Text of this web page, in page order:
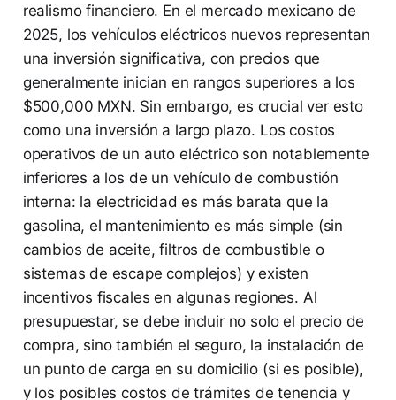
realismo financiero. En el mercado mexicano de
2025, los vehículos eléctricos nuevos representan
una inversión significativa, con precios que
generalmente inician en rangos superiores a los
$500,000 MXN. Sin embargo, es crucial ver esto
como una inversión a largo plazo. Los costos
operativos de un auto eléctrico son notablemente
inferiores a los de un vehículo de combustión
interna: la electricidad es más barata que la
gasolina, el mantenimiento es más simple (sin
cambios de aceite, filtros de combustible o
sistemas de escape complejos) y existen
incentivos fiscales en algunas regiones. Al
presupuestar, se debe incluir no solo el precio de
compra, sino también el seguro, la instalación de
un punto de carga en su domicilio (si es posible),
y los posibles costos de trámites de tenencia y